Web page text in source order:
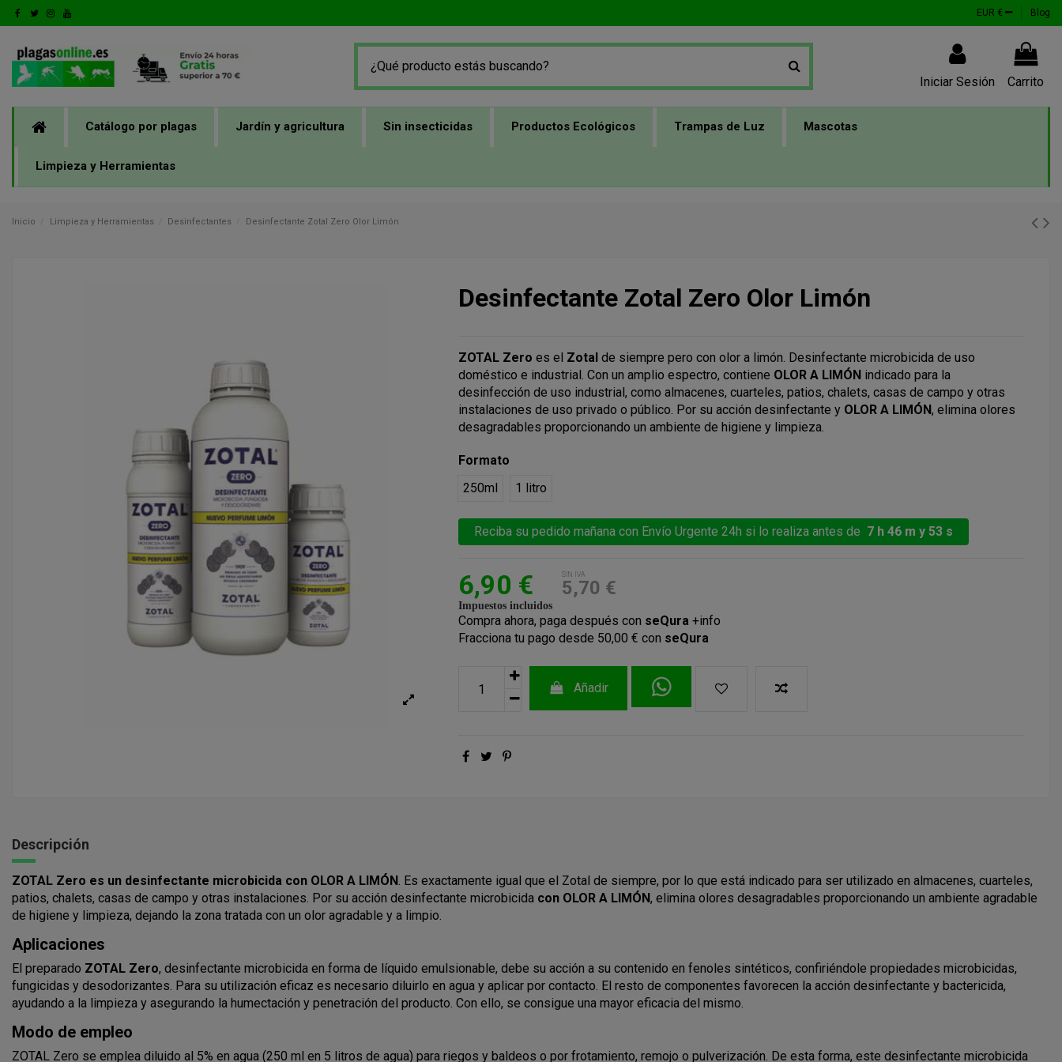
EUR € Blog
Iniciar Sesión Carrito
Catálogo por plagas Jardín y agricultura Sin insecticidas Productos Ecológicos Trampas de Luz Mascotas
Limpieza y Herramientas
Inicio Limpieza y Herramientas Desinfectantes Desinfectante Zotal Zero Olor Limón
Desinfectante Zotal Zero Olor Limón
ZOTAL Zero es el Zotal de siempre pero con olor a limón. Desinfectante microbicida de uso
doméstico e industrial. Con un amplio espectro, contiene OLOR A LIMÓN indicado para la
desinfección de uso industrial, como almacenes, cuarteles, patios, chalets, casas de campo y otras
instalaciones de uso privado o público. Por su acción desinfectante y OLOR A LIMÓN, elimina olores
desagradables proporcionando un ambiente de higiene y limpieza.
Formato
250ml
1 litro
Reciba su pedido mañana con Envío Urgente 24h si lo realiza antes de 7 h 46 m y 52 s
6,90 € SIN IVA
5,70 €
Impuestos incluidos
Compra ahora, paga después con seQura +info
Fracciona tu pago desde 50,00 € con seQura
Añadir
Descripción
ZOTAL Zero es un desinfectante microbicida con OLOR A LIMÓN . Es exactamente igual que el Zotal de siempre, por lo que está indicado para ser utilizado en almacenes, cuarteles,
patios, chalets, casas de campo y otras instalaciones. Por su acción desinfectante microbicida con OLOR A LIMÓN, elimina olores desagradables proporcionando un ambiente agradable
de higiene y limpieza, dejando la zona tratada con un olor agradable y a limpio.
Aplicaciones
El preparado ZOTAL Zero, desinfectante microbicida en forma de líquido emulsionable, debe su acción a su contenido en fenoles sintéticos, confiriéndole propiedades microbicidas,
fungicidas y desodorizantes. Para su utilización eficaz es necesario diluirlo en agua y aplicar por contacto. El resto de componentes favorecen la acción desinfectante y bactericida,
ayudando a la limpieza y asegurando la humectación y penetración del producto. Con ello, se consigue una mayor eficacia del mismo.
Modo de empleo
ZOTAL Zero se emplea diluido al 5% en agua (250 ml en 5 litros de agua) para riegos y baldeos o por frotamiento, remojo o pulverización. De esta forma, este desinfectante microbicida